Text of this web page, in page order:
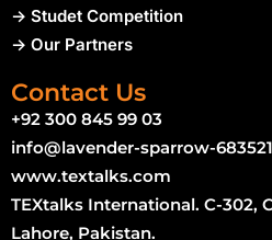
-> Studet Competition
-> Our Partners
Contact Us
+92 300 845 99 03
info@lavender-sparrow-
www.textalks.com
TEXtalks International. C-302,
Lahore, Pakistan.